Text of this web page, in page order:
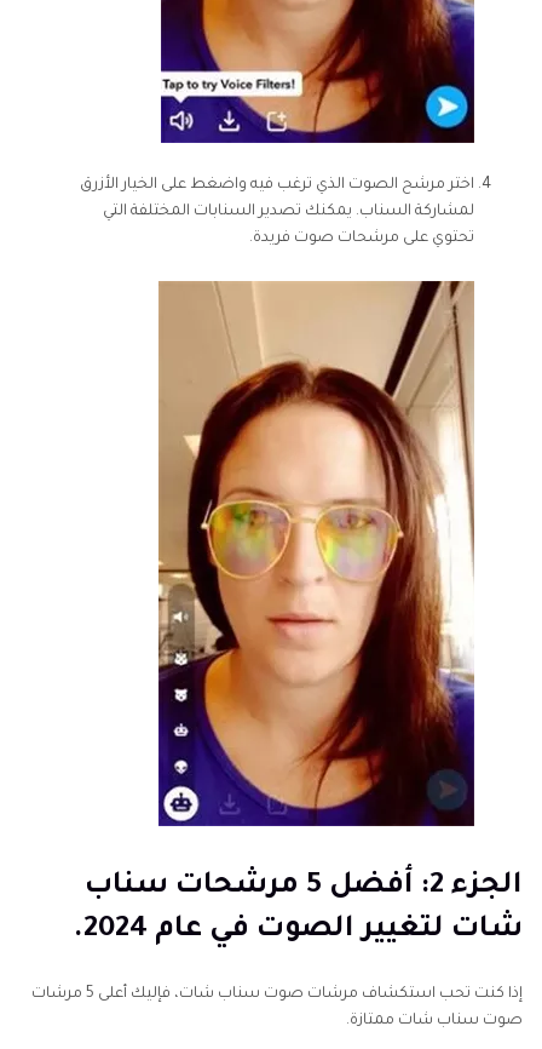
اختر مرشح الصوت الذي ترغب فيه واضغط على الخيار الأزرق
لمشاركة السناب. يمكنك تصدير السنابات المختلفة التي
تحتوي على مرشحات صوت فريدة.
الجزء 2: أفضل 5 مرشحات سناب
شات لتغيير الصوت في عام 2024.
إذا كنت تحب استكشاف مرشات صوت سناب شات، فإليك أعلى 5 مرشات
صوت سناب شات ممتازة.